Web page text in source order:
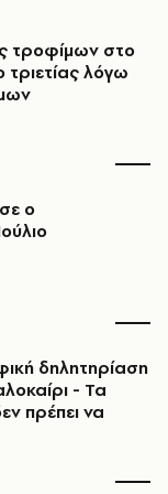
τροφίμων στο
τριετίας λόγω
ο
δηλητηρίαση
- Τα
πρέπει να